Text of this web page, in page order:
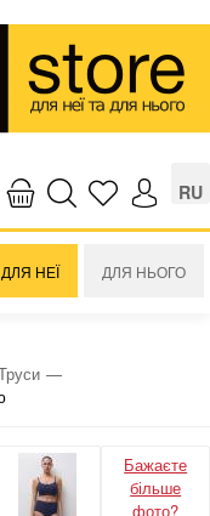
RU
ДЛЯ НЕЇ ДЛЯ НЬОГО
Бажаєте
більше
фото?